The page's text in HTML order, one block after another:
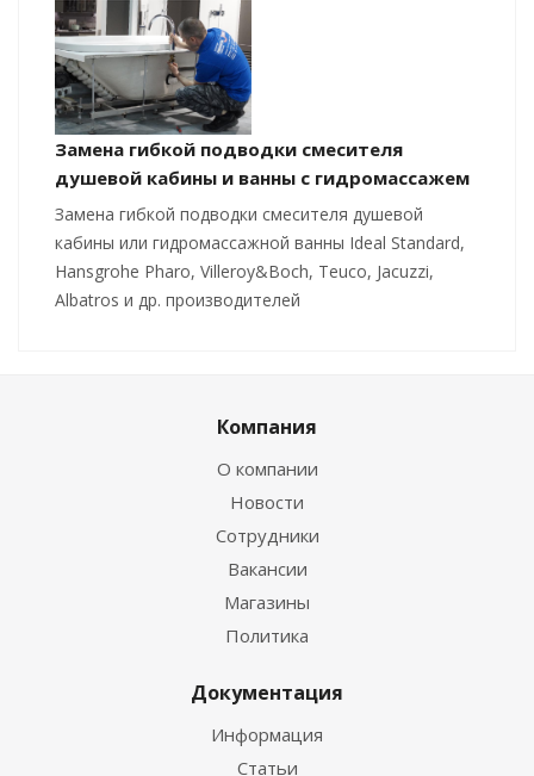
Замена гибкой подводки смесителя
душевой кабины и ванны с гидромассажем
Замена гибкой подводки смесителя душевой
кабины или гидромассажной ванны Ideal Standard,
Hansgrohe Pharo, Villeroy&Boch, Teuco, Jacuzzi,
Albatros и др. производителей
Компания
О компании
Новости
Сотрудники
Вакансии
Магазины
Политика
Документация
Информация
Статьи